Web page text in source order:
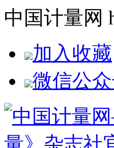
中国计量网
加入收藏
微信公